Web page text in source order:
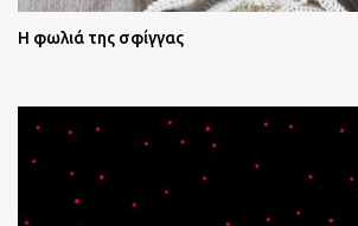
Η φωλιά της σφίγγας